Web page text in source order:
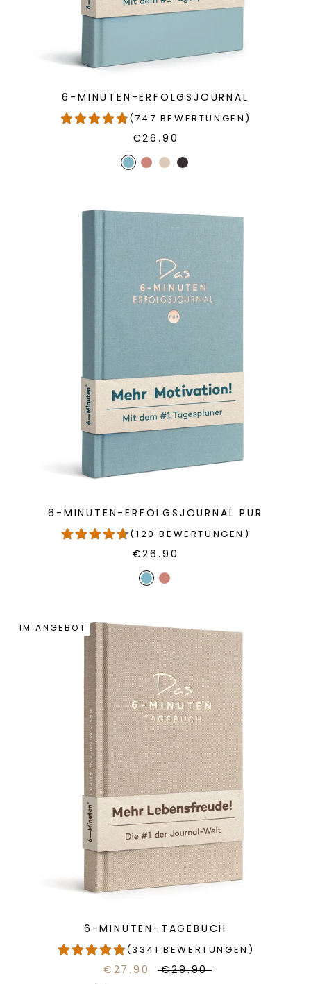
6-MINUTEN-ERFOLGSJOURNAL
(747 BEWERTUNGEN)
€26.90
6-MINUTEN-ERFOLGSJOURNAL PUR
(120 BEWERTUNGEN)
€26.90
IM ANGEBOT
6-MINUTEN-TAGEBUCH
(3341 BEWERTUNGEN)
€27.90 €29.90